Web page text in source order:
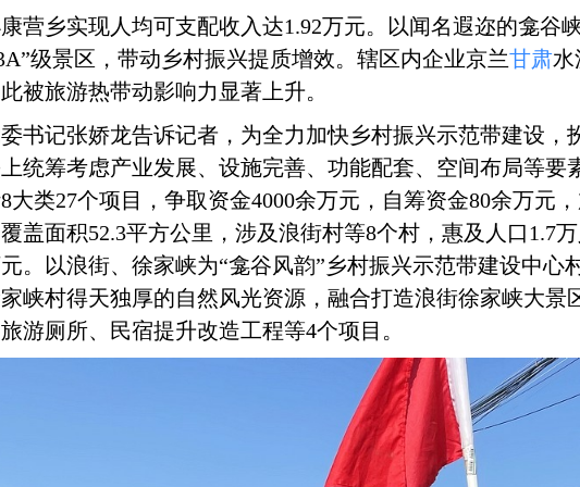
营乡实现人均可支配收入达1.92万元。
以闻名遐迩的龛谷
级景区，带动乡村振兴提质增效。辖区内企业京兰甘肃水
被旅游热带动影响力显著上升。
书记张娇龙告诉记者，为全力加快乡村振兴示范带建设，
统筹考虑产业发展、设施完善、功能配套、空间布局等要
大类27个项目，争取资金4000余万元，自筹资金80余万元
盖面积52.3平方公里，涉及浪街村等8个村，惠及人口1.7
。以浪街、徐家峡为“龛谷风韵”乡村振兴示范带建设中心
峡村得天独厚的自然风光资源，融合打造浪街徐家峡大景
游厕所、民宿提升改造工程等4个项目。